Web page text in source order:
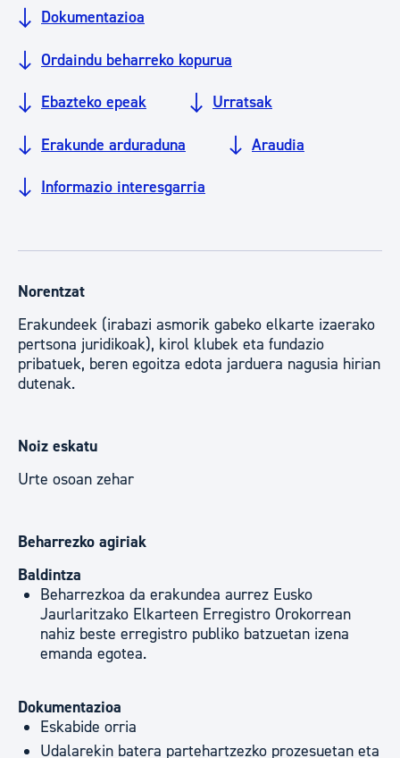
Dokumentazioa
Ordaindu beharreko kopurua
Ebazteko epeak Urratsak
Erakunde arduraduna Araudia
Informazio interesgarria
Norentzat
Erakundeek (irabazi asmorik gabeko elkarte izaerako
pertsona juridikoak), kirol klubek eta fundazio
pribatuek, beren egoitza edota jarduera nagusia hirian
dutenak.
Noiz eskatu
Urte osoan zehar
Beharrezko agiriak
Baldintza
Beharrezkoa da erakundea aurrez Eusko
Jaurlaritzako Elkarteen Erregistro Orokorrean
nahiz beste erregistro publiko batzuetan izena
emanda egotea.
Dokumentazioa
Eskabide orria
Udalarekin batera partehartzezko prozesuetan eta